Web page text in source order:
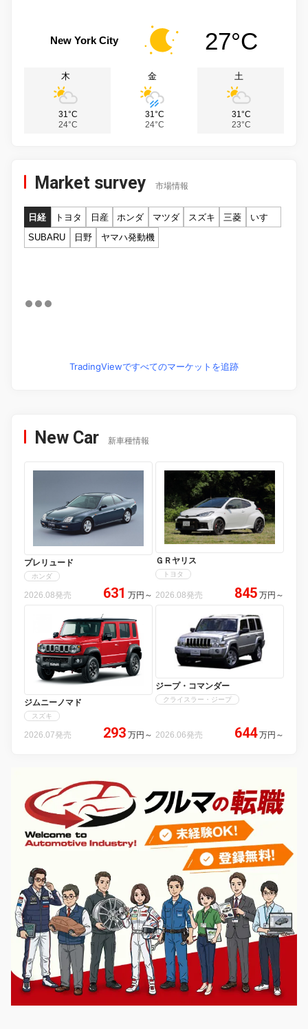
New York City 27°C
木
31°C
24°C
金
31°C
24°C
土
31°C
23°C
Market survey 市場情報
日経 トヨタ 日産 ホンダ マツダ スズキ 三菱
いすゞ
SUBARU
日野 ヤマハ発動機
TradingViewですべてのマーケットを追跡
New Car 新車種情報
プレリュード
ホンダ
2026.08発売 631 万円 ～
ＧＲヤリス
トヨタ
2026.08発売 845 万円 ～
ジムニーノマド
スズキ
2026.07発売 293 万円 ～
ジープ・コマンダー
クライスラー・ジープ
2026.06発売 644万円 ～